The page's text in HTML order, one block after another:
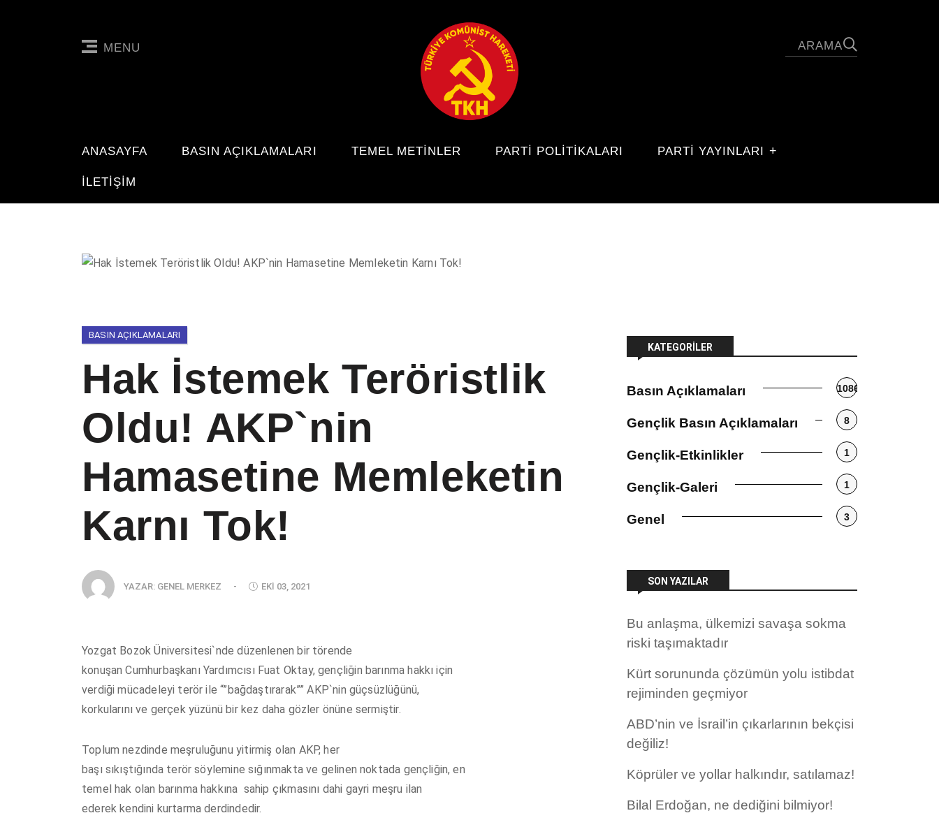
MENU
ANASAYFA BASIN AÇIKLAMALARI TEMEL METINLER PARTI POLITIKALARI PARTİ YAYINLARI
İLETIŞIM
BASIN AÇIKLAMALARI
Hak İstemek Teröristlik
Oldu! AKP`nin
Hamasetine Memleketin
Karnı Tok!
YAZAR: GENEL MERKEZ - EKI 03, 2021
Yozgat Bozok Üniversitesi`nde düzenlenen bir törende
konuşan Cumhurbaşkanı Yardımcısı Fuat Oktay, gençliğin barınma hakkı için
verdiği mücadeleyi terör ile “”bağdaştırarak”” AKP`nin güçsüzlüğünü,
korkularını ve gerçek yüzünü bir kez daha gözler önüne sermiştir.
Toplum nezdinde meşruluğunu yitirmiş olan AKP, her
başı sıkıştığında terör söylemine sığınmakta ve gelinen noktada gençliğin, en
temel hak olan barınma hakkına sahip çıkmasını dahi gayri meşru ilan
ederek kendini kurtarma derdindedir.
KATEGORILER
Basın Açıklamaları 1086
Gençlik Basın Açıklamaları 8
Gençlik-Etkinlikler 1
Gençlik-Galeri 1
Genel 3
SON YAZILAR
Bu anlaşma, ülkemizi savaşa sokma
riski taşımaktadır
Kürt sorununda çözümün yolu istibdat
rejiminden geçmiyor
ABD’nin ve İsrail’in çıkarlarının bekçisi
değiliz!
Köprüler ve yollar halkındır, satılamaz!
Bilal Erdoğan, ne dediğini bilmiyor!